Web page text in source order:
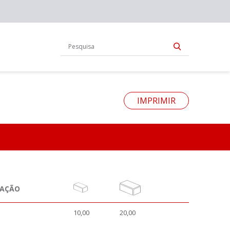
IMPRIMIR
10,00 20,00